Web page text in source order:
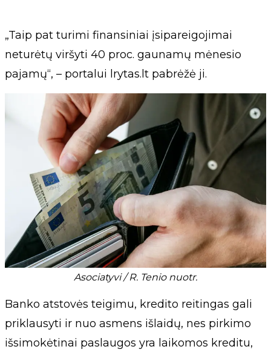
„Taip pat turimi finansiniai įsipareigojimai
neturėtų viršyti 40 proc. gaunamų mėnesio
pajamų“, – portalui lrytas.lt pabrėžė ji.
Asociatyvi / R. Tenio nuotr.
Banko atstovės teigimu, kredito reitingas gali
priklausyti ir nuo asmens išlaidų, nes pirkimo
išsimokėtinai paslaugos yra laikomos kreditu,